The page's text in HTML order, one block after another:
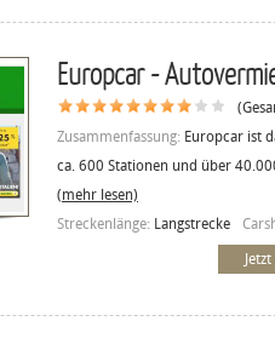
Europcar -
Zusammenfassung: Europcar ist
ca. 600 Stationen und über
(mehr lesen)
Streckenlänge: Langstrecke